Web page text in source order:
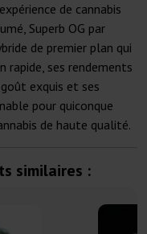
de cannabis
Superb OG par
de premier plan qui
rapide, ses rendements
exquis et ses
pour quiconque
de haute qualité.
similaires :